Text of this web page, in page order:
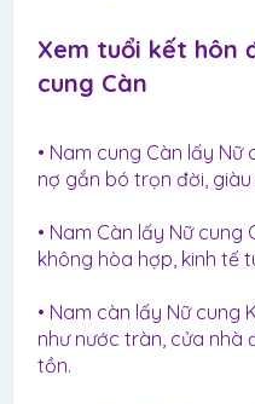
Xem tuổi kết hôn
cung Càn​
• Nam cung Càn lấy Nữ
nợ gắn bó trọn đời, giàu
• Nam Càn lấy Nữ cung
không hòa hợp, kinh tế
• Nam càn lấy Nữ cung
như nước tràn, cửa nhà
tồn.